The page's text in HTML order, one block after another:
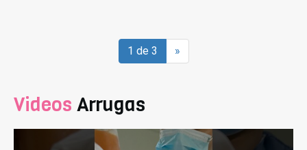
1 de 3 »
Videos Arrugas